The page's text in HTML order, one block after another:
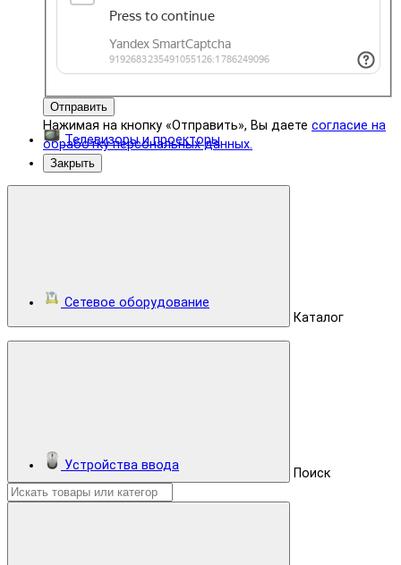
Отправить
Нажимая на кнопку «Отправить», Вы даете согласие на
обработку персональных данных.
Закрыть
Каталог
Поиск
Телевизоры и проекторы
Сетевое оборудование
Устройства ввода